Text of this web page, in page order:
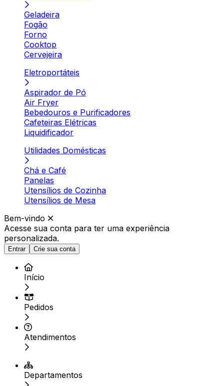
Geladeira
Fogão
Forno
Cooktop
Cervejeira
Eletroportáteis
Aspirador de Pó
Air Fryer
Bebedouros e Purificadores
Cafeteiras Elétricas
Liquidificador
Utilidades Domésticas
Chá e Café
Panelas
Utensílios de Cozinha
Utensílios de Mesa
Bem-vindo
Acesse sua conta para ter uma experiência
personalizada.
Entrar Crie sua conta
Início
Pedidos
Atendimentos
Departamentos